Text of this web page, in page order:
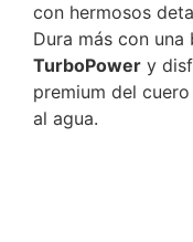
con hermosos
Dura más con una
TurboPower y
premium del
al agua.